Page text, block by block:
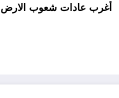
أغرب عادات شعوب الارض في الطعام